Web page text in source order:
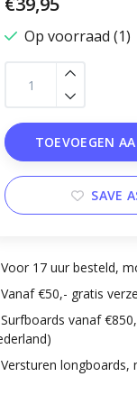
Op voorraad (1)
TOEVOEGEN
SAVE
Voor 17 uur besteld,
Vanaf €50,- gratis
Surfboards vanaf
Versturen longboards,